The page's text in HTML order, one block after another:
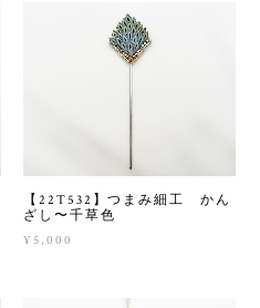
【22T532】つまみ細工 かん
ざし〜千草色
¥5,000